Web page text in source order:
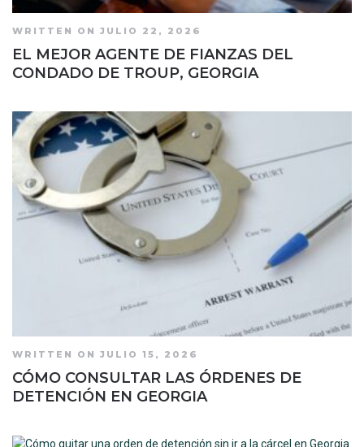
WRITTEN ON JULIO 22, 2026
EL MEJOR AGENTE DE FIANZAS DEL
CONDADO DE TROUP, GEORGIA
WRITTEN ON JULIO 15, 2026
CÓMO CONSULTAR LAS ÓRDENES DE
DETENCIÓN EN GEORGIA